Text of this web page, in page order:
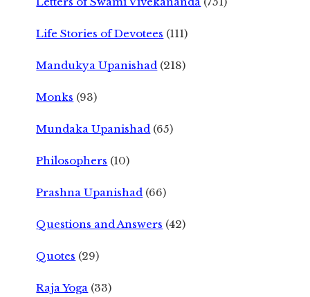
Life Stories of Devotees (111)
Mandukya Upanishad (218)
Monks (93)
Mundaka Upanishad (65)
Philosophers (10)
Prashna Upanishad (66)
Questions and Answers (42)
Quotes (29)
Raja Yoga (33)